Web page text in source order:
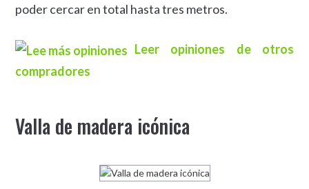
poder cercar en total hasta tres metros.
Leer opiniones de otros
compradores
Valla de madera icónica